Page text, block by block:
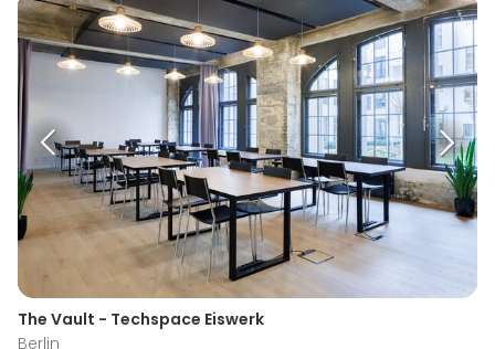
The Vault - Techspace Eiswerk
Berlin